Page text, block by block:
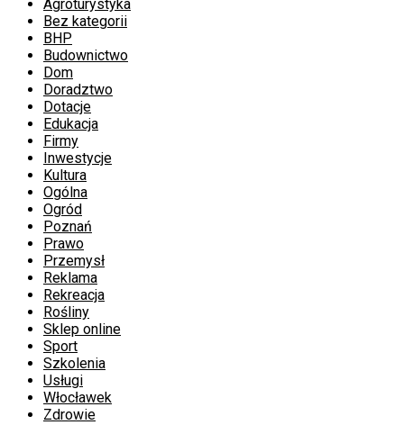
Agroturystyka
Bez kategorii
BHP
Budownictwo
Dom
Doradztwo
Dotacje
Edukacja
Firmy
Inwestycje
Kultura
Ogólna
Ogród
Poznań
Prawo
Przemysł
Reklama
Rekreacja
Rośliny
Sklep online
Sport
Szkolenia
Usługi
Włocławek
Zdrowie